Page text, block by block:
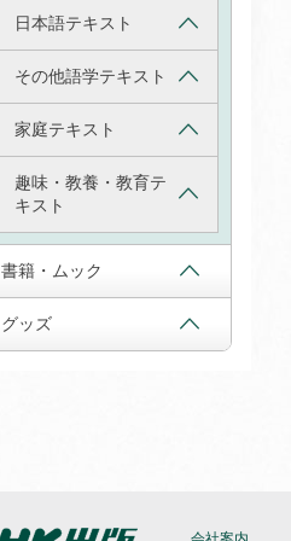
日本語テキスト
その他語学テキスト
家庭テキスト
趣味・教養・教育テ
キスト
書籍・ムック
グッズ